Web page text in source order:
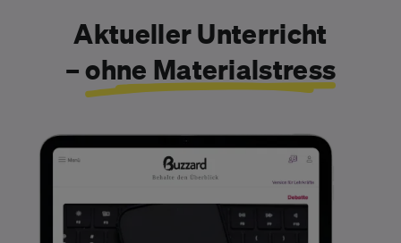
Aktueller Unterricht
–ohne Materialstress